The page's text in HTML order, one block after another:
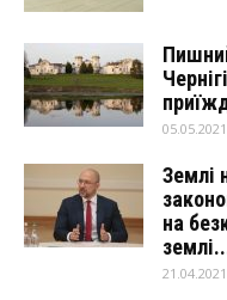
05.05.2021
Землі
на
21.04.2021